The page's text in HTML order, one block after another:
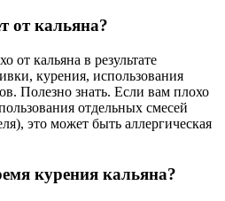
от кальяна?
от кальяна в результате
курения, использования
Полезно знать. Если вам плохо
отдельных смесей
это может быть аллергическая
курения кальяна?